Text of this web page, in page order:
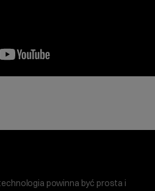
powinna być prosta i